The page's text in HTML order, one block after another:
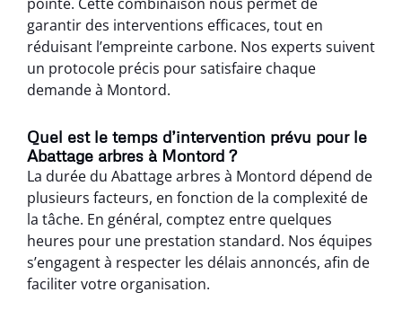
garantir des interventions efficaces, tout en
réduisant l’empreinte carbone. Nos experts suivent
un protocole précis pour satisfaire chaque
demande à Montord.
Quel est le temps d’intervention prévu pour le
Abattage arbres à Montord ?
La durée du Abattage arbres à Montord dépend de
plusieurs facteurs, en fonction de la complexité de
la tâche. En général, comptez entre quelques
heures pour une prestation standard. Nos équipes
s’engagent à respecter les délais annoncés, afin de
faciliter votre organisation.